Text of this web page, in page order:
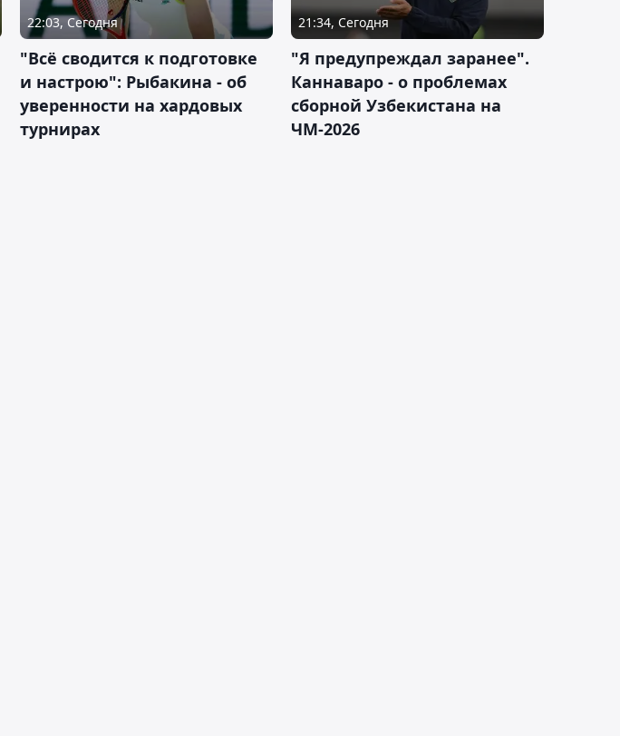
22:03, Сегодня
"Всё сводится к подготовке
и настрою": Рыбакина - об
уверенности на хардовых
турнирах
21:34, Сегодня
"Я предупреждал заранее".
Каннаваро - о проблемах
сборной Узбекистана на
ЧМ-2026